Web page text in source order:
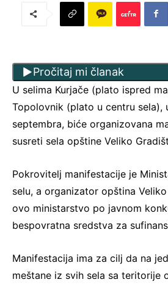
Pročitaj mi članak
U selima Kurjače (plato ispred
Topolovnik (plato u centru sela),
septembra, biće organizovana
susreti sela opštine Veliko
Pokrovitelj manifestacije je
selu, a organizator opština
ovo ministarstvo po javnom
bespovratna sredstva za
Manifestacija ima za cilj da na
meštane iz svih sela sa teritorije